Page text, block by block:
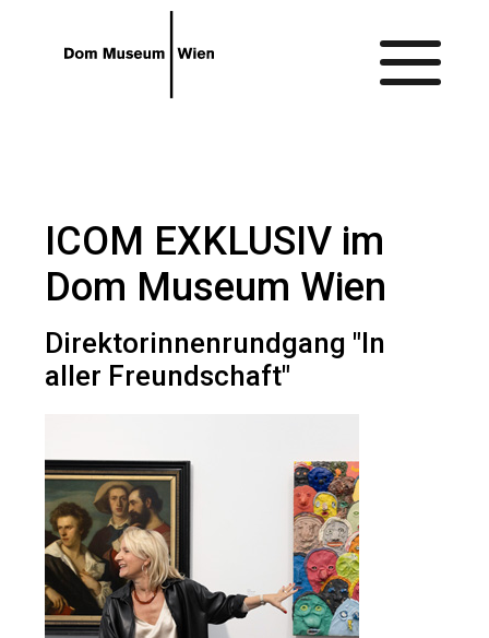
ICOM EXKLUSIV im
Dom Museum Wien
Direktorinnenrundgang "In
aller Freundschaft"